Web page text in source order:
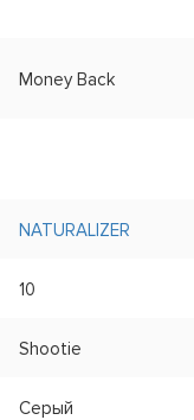
Money Back
NATURALIZER
10
Shootie
Серый